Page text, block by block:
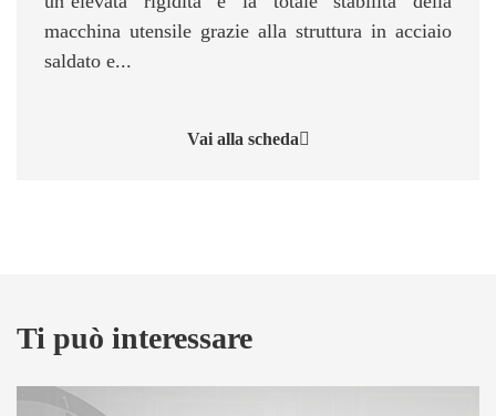
macchina utensile grazie alla struttura in acciaio
saldato e...
Vai alla scheda
Ti può interessare